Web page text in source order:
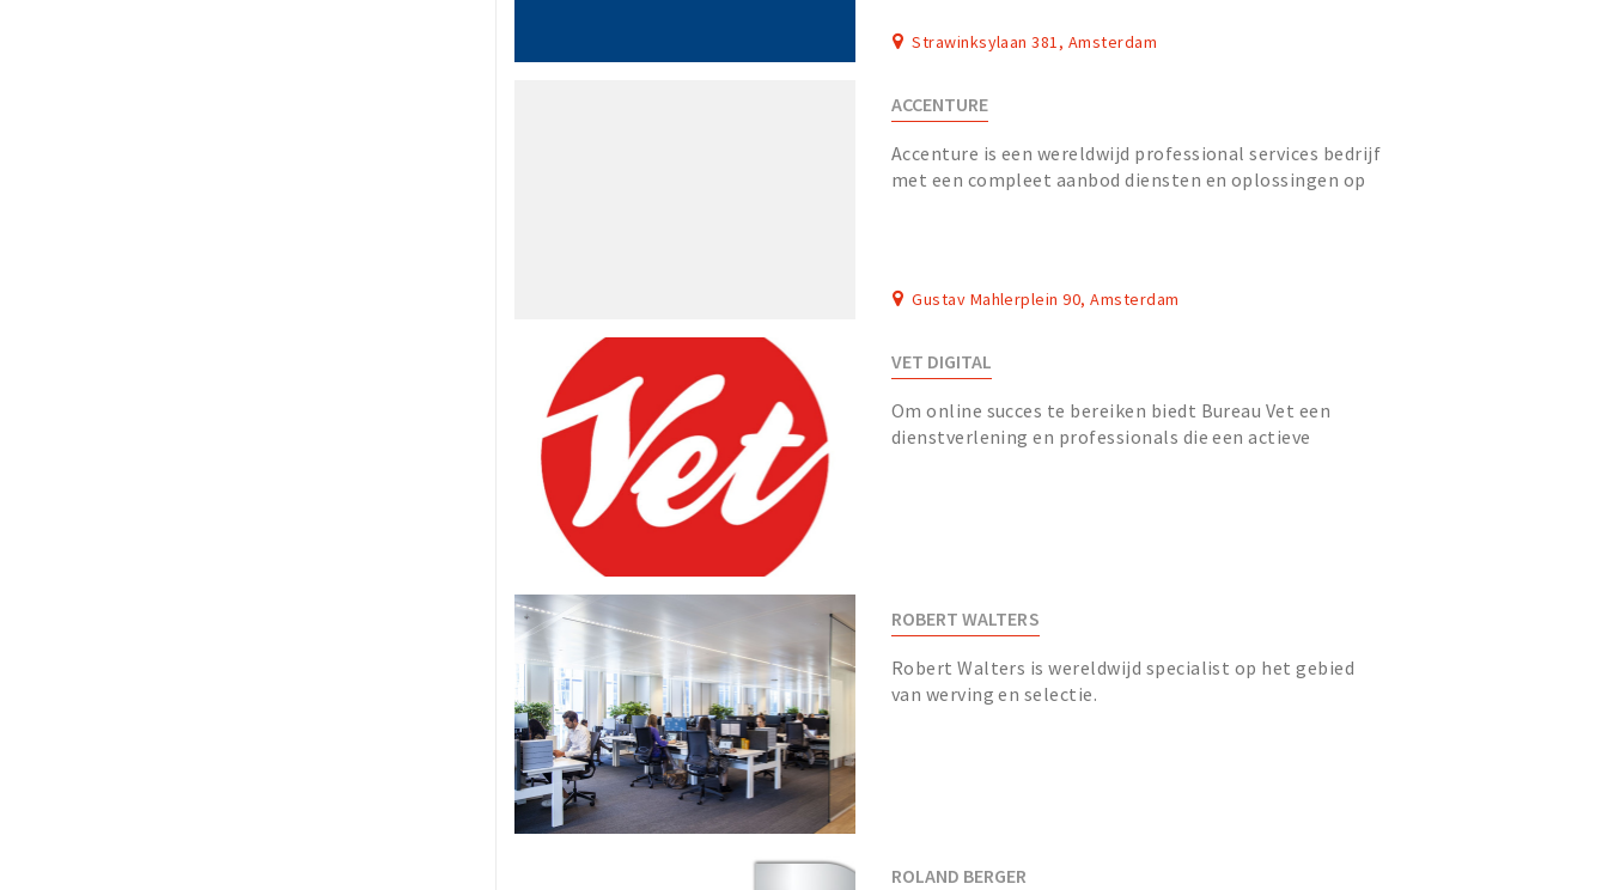
Strawinksylaan 381, Amsterdam
ACCENTURE
Accenture is een wereldwijd professional services bedrijf
met een compleet aanbod diensten en oplossingen op
Gustav Mahlerplein 90, Amsterdam
VET DIGITAL
Om online succes te bereiken biedt Bureau Vet een
dienstverlening en professionals die een actieve
ROBERT WALTERS
Robert Walters is wereldwijd specialist op het gebied
van werving en selectie.
ROLAND BERGER